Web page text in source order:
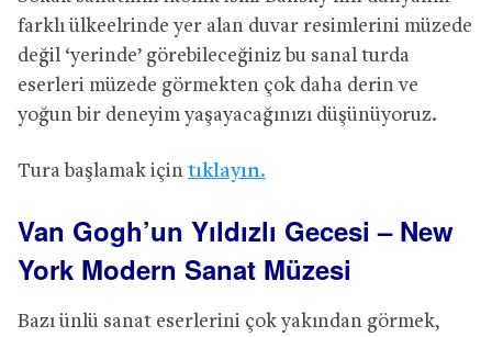
farklı ülkeelrinde yer alan duvar resimlerini müzede
değil ‘yerinde’ görebileceğiniz bu sanal turda
eserleri müzede görmekten çok daha derin ve
yoğun bir deneyim yaşayacağınızı düşünüyoruz.
Tura başlamak için tıklayın.
Van Gogh’un Yıldızlı Gecesi – New
York Modern Sanat Müzesi
Bazı ünlü sanat eserlerini çok yakından görmek,